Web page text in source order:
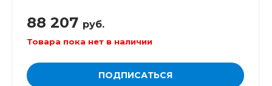
88 207 руб.
Товара пока нет в наличии
ПОДПИСАТЬСЯ